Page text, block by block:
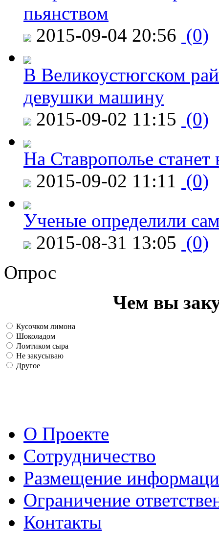
пьянством
2015-09-04 20:56 (0)
В Великоустюгском
девушки машину
2015-09-02 11:15 (0)
На Ставрополье
2015-09-02 11:11 (0)
Ученые определили
2015-08-31 13:05 (0)
Опрос
Чем вы
Кусочком лимона
Шоколадом
Ломтиком сыра
Не закусываю
Другое
О Проекте
Сотрудничество
Размещение
Ограничение
Контакты